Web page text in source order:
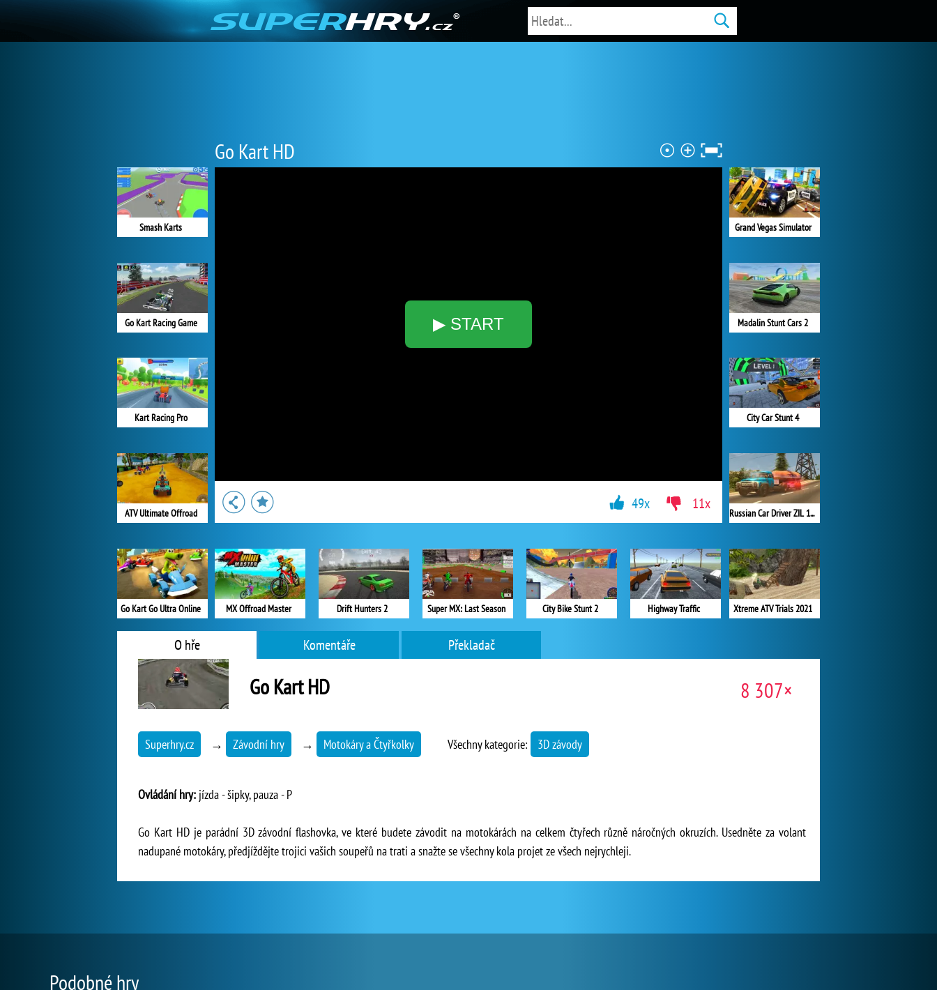
Go Kart HD
▶ START
Smash Karts
Go Kart Racing Game
Kart Racing Pro
ATV Ultimate Offroad
Go Kart Go Ultra Online
Grand Vegas Simulator
Madalin Stunt Cars 2
City Car Stunt 4
Russian Car Driver ZIL 130
Xtreme ATV Trials 2021
MX Offroad Master Drift Hunters 2 Super MX: Last Season City Bike Stunt 2 Highway Traffic
49x 11x
O hře Komentáře Překladač
Go Kart HD 8 307×
Superhry.cz → Závodní hry → Motokáry a Čtyřkolky Všechny kategorie: 3D závody
Ovládání hry: jízda - šipky, pauza - P
Go Kart HD je parádní 3D závodní flashovka, ve které budete závodit na motokárách na celkem čtyřech různě náročných okruzích. Usedněte za volant
nadupané motokáry, předjíždějte trojici vašich soupeřů na trati a snažte se všechny kola projet ze všech nejrychleji.
Podobné hry